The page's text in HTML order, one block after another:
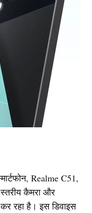
Realme C51,
कैमरा और
रहा है। इस डिवाइस